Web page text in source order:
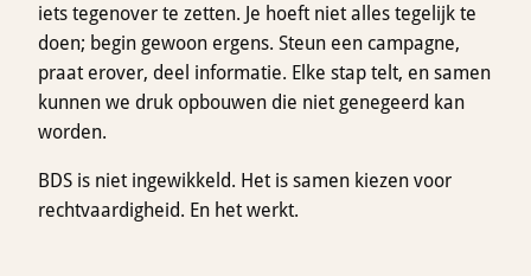
iets tegenover te zetten. Je hoeft niet alles tegelijk te
doen; begin gewoon ergens. Steun een campagne,
praat erover, deel informatie. Elke stap telt, en samen
kunnen we druk opbouwen die niet genegeerd kan
worden.
BDS is niet ingewikkeld. Het is samen kiezen voor
rechtvaardigheid. En het werkt.